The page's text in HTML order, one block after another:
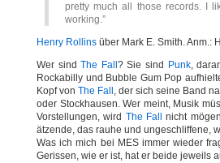
pretty much all those records. I
working.”
Henry Rollins über Mark E. Smith. Anm.:
Wer sindThe Fall ? Sie sind Punk,
Rockabilly und Bubble Gum Pop
Kopf vonThe Fall , der sich seine Band
oder Stockhausen. Wer meint, Musik
Vorstellungen, wird The Fall
nicht
ätzende, das rauhe und ungeschliffene,
Was ich mich bei MES immer wieder
Gerissen, wie er ist, hat er beide jeweils